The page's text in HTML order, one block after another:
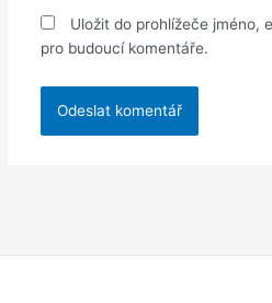
Uložit do prohlížeče jméno,
pro budoucí komentáře.